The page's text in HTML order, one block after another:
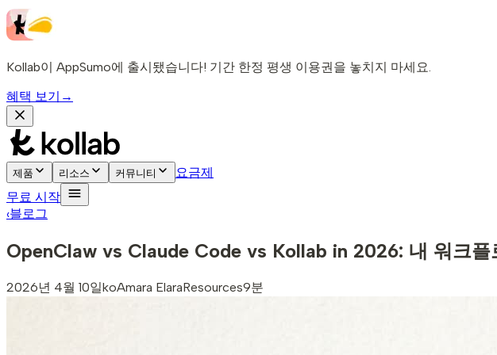
Kollab이 AppSumo에 출시됐습니다! 기간 한정 평생 이용권을 놓치지 마세요.
혜택 보기 →
제품 리소스 커뮤니티
요금제
무료 시작
‹블로그
OpenClaw vs Claude Code vs Kollab in 2026: 내 워크
2026년 4월 10일koAmara ElaraResources9분